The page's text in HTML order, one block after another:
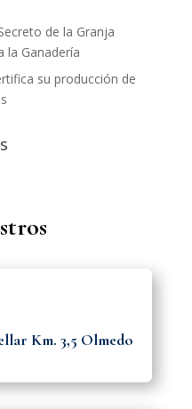
de la Granja
la Ganadería
su producción de
Km. 3,5 Olmedo